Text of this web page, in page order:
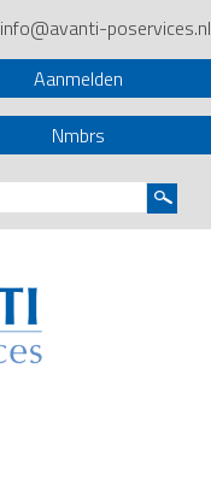
info@avanti-poservices.nl
Aanmelden
Nmbrs